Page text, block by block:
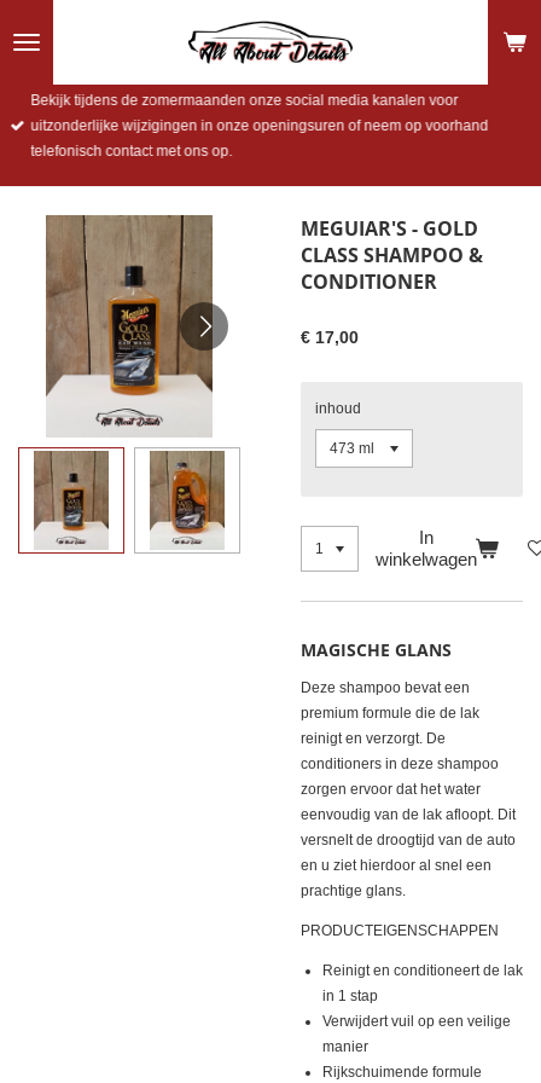
direct
hoofdinhoud
Bekijk tijdens de zomermaanden onze social media kanalen voor
uitzonderlijke wijzigingen in onze openingsuren of neem op voorhand
telefonisch contact met ons op.
MEGUIAR'S - GOLD
CLASS SHAMPOO &
CONDITIONER
€ 17,00
inhoud
In
winkelwagen
MAGISCHE GLANS
Deze shampoo bevat een
premium formule die de lak
reinigt en verzorgt. De
conditioners in deze shampoo
zorgen ervoor dat het water
eenvoudig van de lak afloopt. Dit
versnelt de droogtijd van de auto
en u ziet hierdoor al snel een
prachtige glans.
PRODUCTEIGENSCHAPPEN
Reinigt en conditioneert de lak
in 1 stap
Verwijdert vuil op een veilige
manier
Rijkschuimende formule